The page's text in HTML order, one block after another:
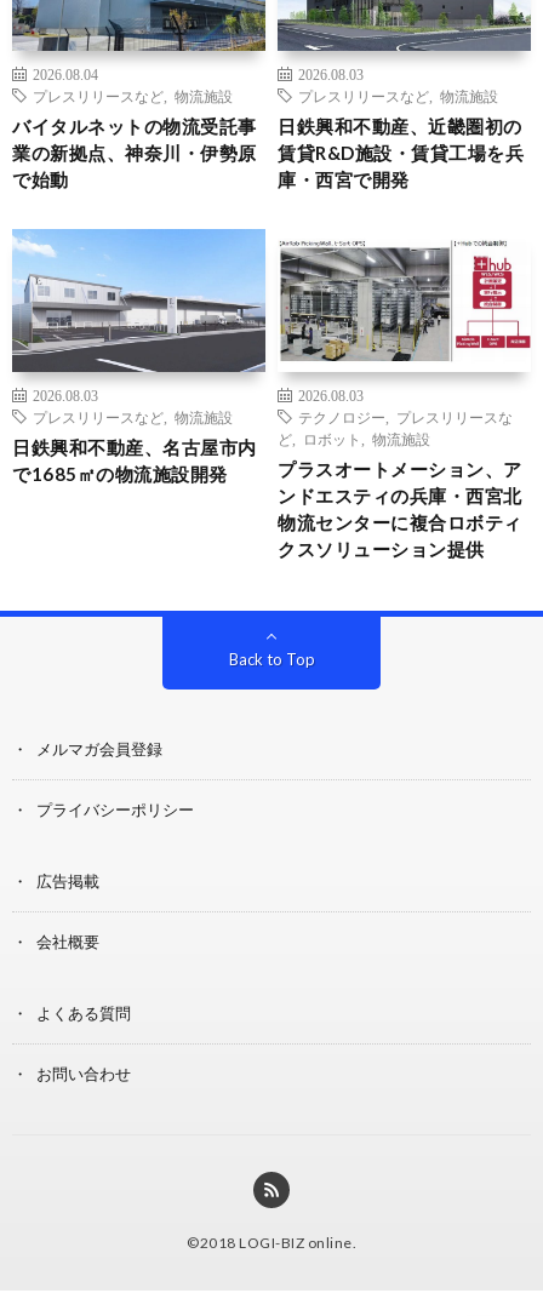
2026.08.04
プレスリリースなど
物流施設
バイタルネットの物流受託事
業の新拠点、神奈川・伊勢原
で始動
2026.08.03
プレスリリースなど
物流施設
日鉄興和不動産、近畿圏初の
賃貸R&D施設・賃貸工場を兵
庫・西宮で開発
2026.08.03
プレスリリースなど
物流施設
日鉄興和不動産、名古屋市内
で1685㎡の物流施設開発
2026.08.03
テクノロジー
プレスリリースな
ど
ロボット 物流施設
プラスオートメーション、ア
ンドエスティの兵庫・西宮北
物流センターに複合ロボティ
クスソリューション提供
Back to Top
メルマガ会員登録
プライバシーポリシー
広告掲載
会社概要
よくある質問
お問い合わせ
©2018 LOGI-BIZ online